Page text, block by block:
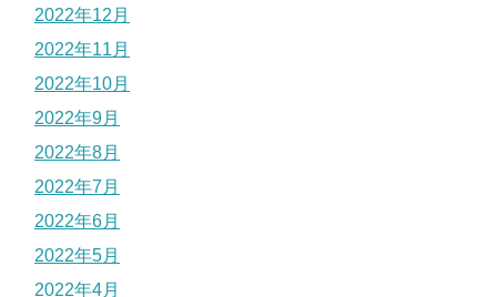
2022年12月
2022年11月
2022年10月
2022年9月
2022年8月
2022年7月
2022年6月
2022年5月
2022年4月